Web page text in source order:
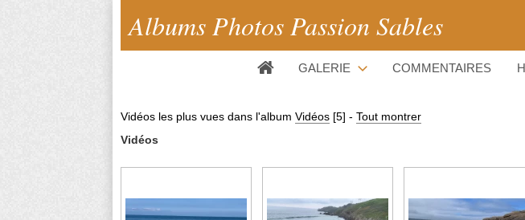
Albums Photos Passion Sables
GALERIE COMMENTAIRES
Vidéos les plus vues dans l'album Vidéos [5] - Tout montrer
Vidéos